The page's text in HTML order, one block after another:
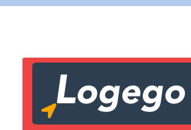
Copier lien